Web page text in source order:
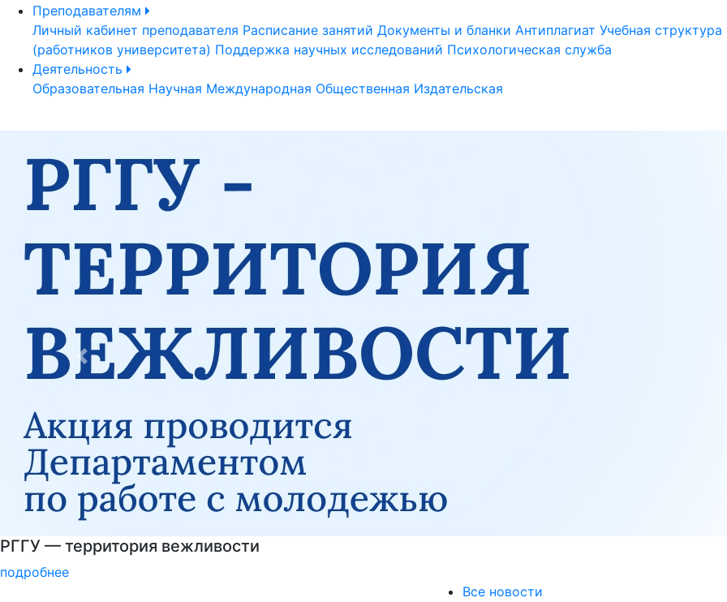
Преподавателям
Личный кабинет преподавателя Расписание занятий Документы и бланки Антиплагиат Учебная структура
(работников университета) Поддержка научных исследований Психологическая служба
Деятельность
Образовательная Научная Международная Общественная Издательская
Подготовительные курсы к ЕГЭ
подробнее
Previous
Все новости